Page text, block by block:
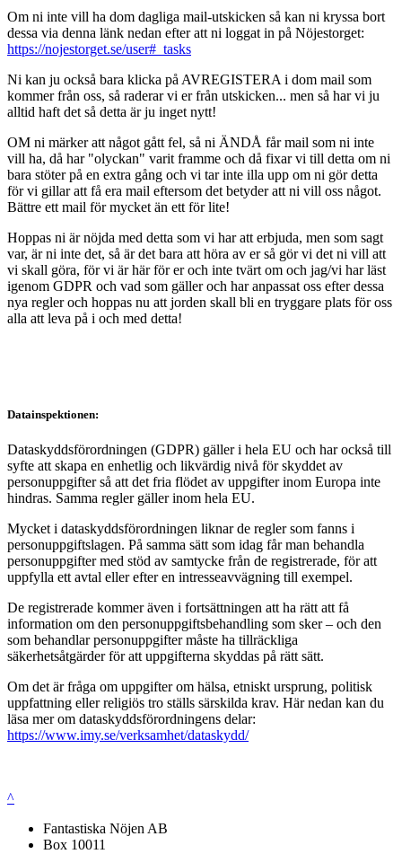
Om ni inte vill ha dom dagliga mail-utskicken så kan ni kryssa bort
dessa via denna länk nedan efter att ni loggat in på Nöjestorget:
https://nojestorget.se/user#_tasks
Ni kan ju också bara klicka på AVREGISTERA i dom mail som
kommer från oss, så raderar vi er från utskicken... men så har vi ju
alltid haft det så detta är ju inget nytt!
OM ni märker att något gått fel, så ni ÄNDÅ får mail som ni inte
vill ha, då har "olyckan" varit framme och då fixar vi till detta om ni
bara stöter på en extra gång och vi tar inte illa upp om ni gör detta
för vi gillar att få era mail eftersom det betyder att ni vill oss något.
Bättre ett mail för mycket än ett för lite!
Hoppas ni är nöjda med detta som vi har att erbjuda, men som sagt
var, är ni inte det, så är det bara att höra av er så gör vi det ni vill att
vi skall göra, för vi är här för er och inte tvärt om och jag/vi har läst
igenom GDPR och vad som gäller och har anpassat oss efter dessa
nya regler och hoppas nu att jorden skall bli en tryggare plats för oss
alla att leva på i och med detta!
Datainspektionen:
Dataskyddsförordningen (GDPR) gäller i hela EU och har också till
syfte att skapa en enhetlig och likvärdig nivå för skyddet av
personuppgifter så att det fria flödet av uppgifter inom Europa inte
hindras. Samma regler gäller inom hela EU.
Mycket i dataskyddsförordningen liknar de regler som fanns i
personuppgiftslagen. På samma sätt som idag får man behandla
personuppgifter med stöd av samtycke från de registrerade, för att
uppfylla ett avtal eller efter en intresseavvägning till exempel.
De registrerade kommer även i fortsättningen att ha rätt att få
information om den personuppgiftsbehandling som sker – och den
som behandlar personuppgifter måste ha tillräckliga
säkerhetsåtgärder för att uppgifterna skyddas på rätt sätt.
Om det är fråga om uppgifter om hälsa, etniskt ursprung, politisk
uppfattning eller religiös tro ställs särskilda krav. Här nedan kan du
läsa mer om dataskyddsförordningens delar:
https://www.imy.se/verksamhet/dataskydd/
^
Fantastiska Nöjen AB
Box 10011